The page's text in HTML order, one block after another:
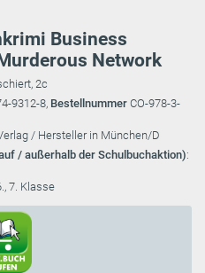
Business
Network
2c
9312-8, Bestellnummer CO-978-3-
/ Hersteller in München/D
/ außerhalb der Schulbuchaktion):
7. Klasse